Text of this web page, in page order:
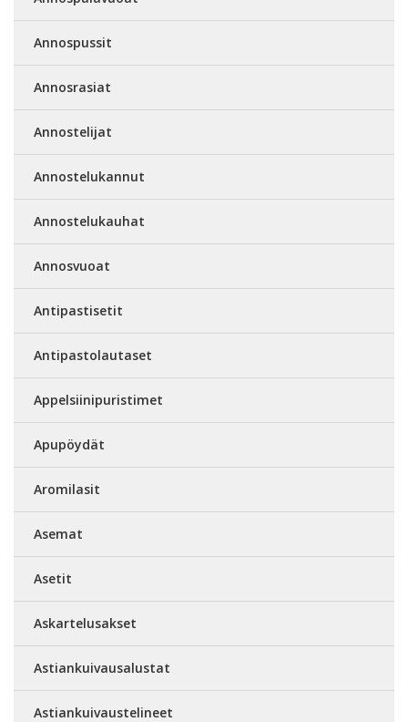
Annospussit
Annosrasiat
Annostelijat
Annostelukannut
Annostelukauhat
Annosvuoat
Antipastisetit
Antipastolautaset
Appelsiinipuristimet
Apupöydät
Aromilasit
Asemat
Asetit
Askartelusakset
Astiankuivausalustat
Astiankuivaustelineet